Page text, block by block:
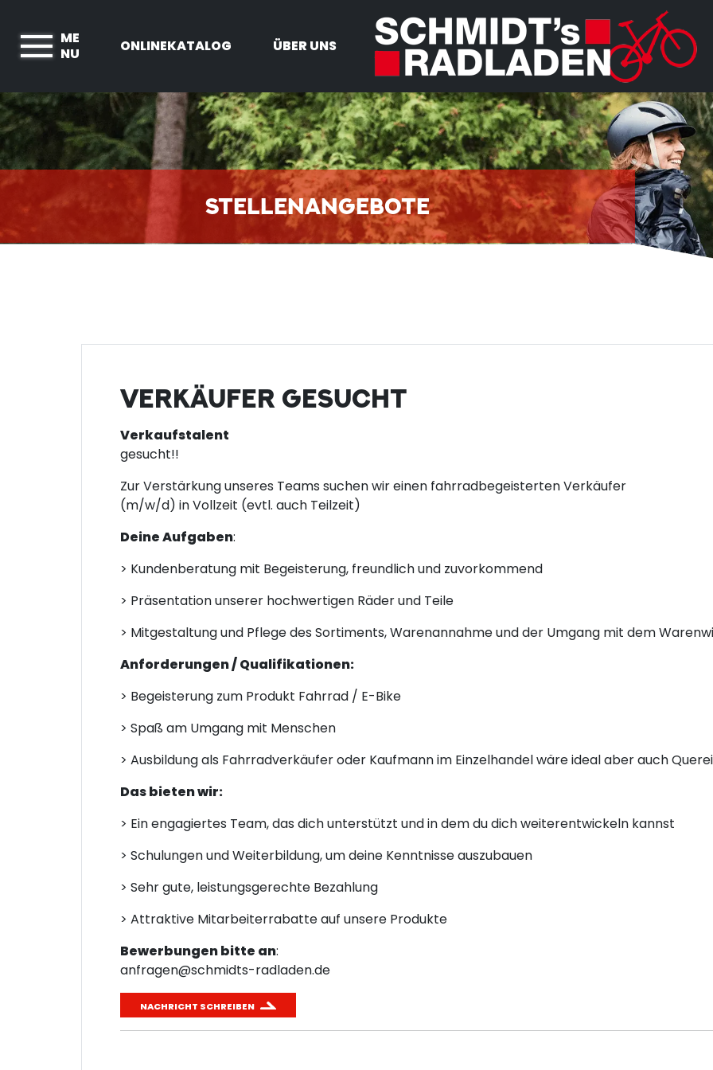
ME
NU
ONLINEKATALOG ÜBER UNS
STELLENANGEBOTE
VERKÄUFER GESUCHT
Verkaufstalent
gesucht!!
Zur Verstärkung unseres Teams suchen wir einen fahrradbegeisterten Verkäufer
(m/w/d) in Vollzeit (evtl. auch Teilzeit)
Deine Aufgaben:
> Kundenberatung mit Begeisterung, freundlich und zuvorkommend
> Präsentation unserer hochwertigen Räder und Teile
> Mitgestaltung und Pflege des Sortiments, Warenannahme und der Umgang mit dem
Anforderungen / Qualifikationen:
> Begeisterung zum Produkt Fahrrad / E-Bike
> Spaß am Umgang mit Menschen
> Ausbildung als Fahrradverkäufer oder Kaufmann im Einzelhandel wäre ideal aber auch
Das bieten wir:
> Ein engagiertes Team, das dich unterstützt und in dem du dich weiterentwickeln kannst
> Schulungen und Weiterbildung, um deine Kenntnisse auszubauen
> Sehr gute, leistungsgerechte Bezahlung
> Attraktive Mitarbeiterrabatte auf unsere Produkte
Bewerbungen bitte an:
anfragen@schmidts-radladen.de
NACHRICHT SCHREIBEN